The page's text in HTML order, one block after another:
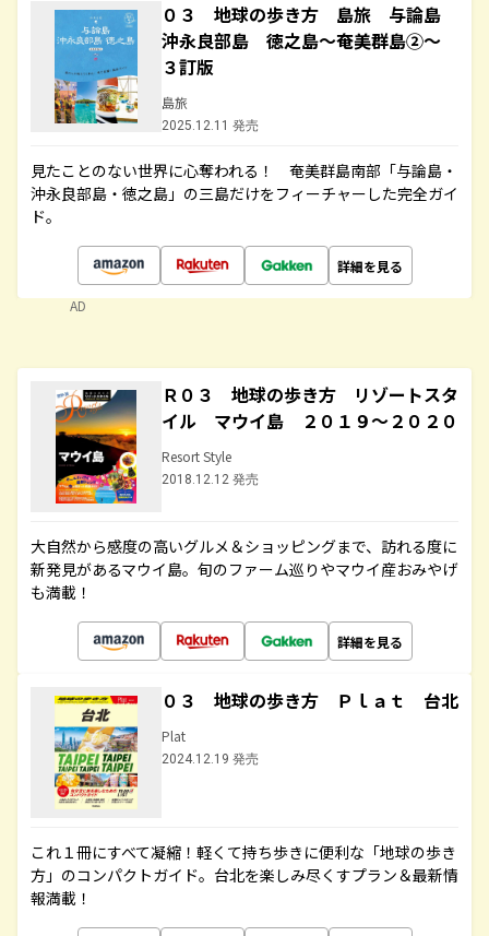
０３ 地球の歩き方 島旅 与論島
沖永良部島 徳之島～奄美群島②～
３訂版
島旅
2025.12.11 発売
見たことのない世界に心奪われる！ 奄美群島南部「与論島・
沖永良部島・徳之島」の三島だけをフィーチャーした完全ガイ
ド。
詳細を見る
AD
Ｒ０３ 地球の歩き方 リゾートスタ
イル マウイ島 ２０１９～２０２０
Resort Style
2018.12.12 発売
大自然から感度の高いグルメ＆ショッピングまで、訪れる度に
新発見があるマウイ島。旬のファーム巡りやマウイ産おみやげ
も満載！
詳細を見る
０３ 地球の歩き方 Ｐｌａｔ 台北
Plat
2024.12.19 発売
これ１冊にすべて凝縮！軽くて持ち歩きに便利な「地球の歩き
方」のコンパクトガイド。台北を楽しみ尽くすプラン＆最新情
報満載！